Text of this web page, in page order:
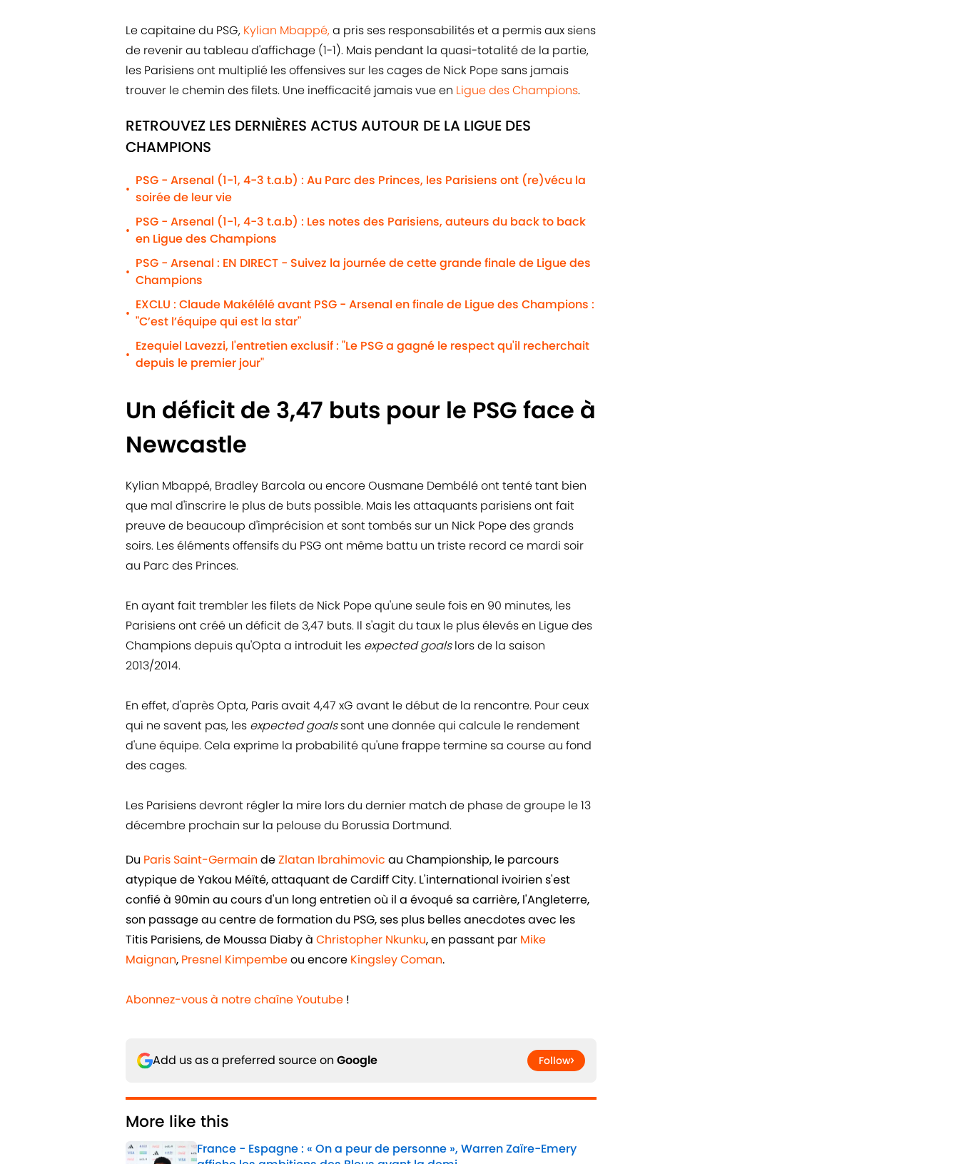
Le capitaine du PSG, Kylian Mbappé,a pris ses responsabilités et a permis aux siens
de revenir au tableau d'affichage (1-1). Mais pendant la quasi-totalité de la partie,
les Parisiens ont multiplié les offensives sur les cages de Nick Pope sans jamais
trouver le chemin des filets. Une inefficacité jamais vue en Ligue des Champions.
RETROUVEZ LES DERNIÈRES ACTUS AUTOUR DE LA LIGUE DES
CHAMPIONS
•
PSG - Arsenal (1-1, 4-3 t.a.b) : Au Parc des Princes, les Parisiens ont (re)vécu la
soirée de leur vie
•
PSG - Arsenal (1-1, 4-3 t.a.b) : Les notes des Parisiens, auteurs du back to back
en Ligue des Champions
•
PSG - Arsenal : EN DIRECT - Suivez la journée de cette grande finale de Ligue des
Champions
•
EXCLU : Claude Makélélé avant PSG - Arsenal en finale de Ligue des Champions :
"C’est l’équipe qui est la star"
•
Ezequiel Lavezzi, l'entretien exclusif : "Le PSG a gagné le respect qu'il recherchait
depuis le premier jour"
Un déficit de 3,47 buts pour le PSG face à
Newcastle
Kylian Mbappé, Bradley Barcola ou encore Ousmane Dembélé ont tenté tant bien
que mal d'inscrire le plus de buts possible. Mais les attaquants parisiens ont fait
preuve de beaucoup d'imprécision et sont tombés sur un Nick Pope des grands
soirs. Les éléments offensifs du PSG ont même battu un triste record ce mardi soir
au Parc des Princes.
En ayant fait trembler les filets de Nick Pope qu'une seule fois en 90 minutes, les
Parisiens ont créé un déficit de 3,47 buts. Il s'agit du taux le plus élevés en Ligue des
Champions depuis qu'Opta a introduit les expected goalslors de la saison
2013/2014.
En effet, d'après Opta, Paris avait 4,47 xG avant le début de la rencontre. Pour ceux
qui ne savent pas, les expected goalssont une donnée qui calcule le rendement
d'une équipe. Cela exprime la probabilité qu'une frappe termine sa course au fond
des cages.
Les Parisiens devront régler la mire lors du dernier match de phase de groupe le 13
décembre prochain sur la pelouse du Borussia Dortmund.
Du Paris Saint-Germain deZlatan Ibrahimovic au Championship, le parcours
atypique de Yakou Méïté, attaquant de Cardiff City. L'international ivoirien s'est
confié à 90min au cours d'un long entretien où il a évoqué sa carrière, l'Angleterre,
son passage au centre de formation du PSG, ses plus belles anecdotes avec les
Titis Parisiens, de Moussa Diaby à Christopher Nkunku, en passant par Mike
Maignan, Presnel Kimpembeou encore Kingsley Coman.
Abonnez-vous à notre chaîne Youtube !
Add us as a preferred source on Google Follow
More like this
France - Espagne : « On a peur de personne », Warren Zaïre-Emery